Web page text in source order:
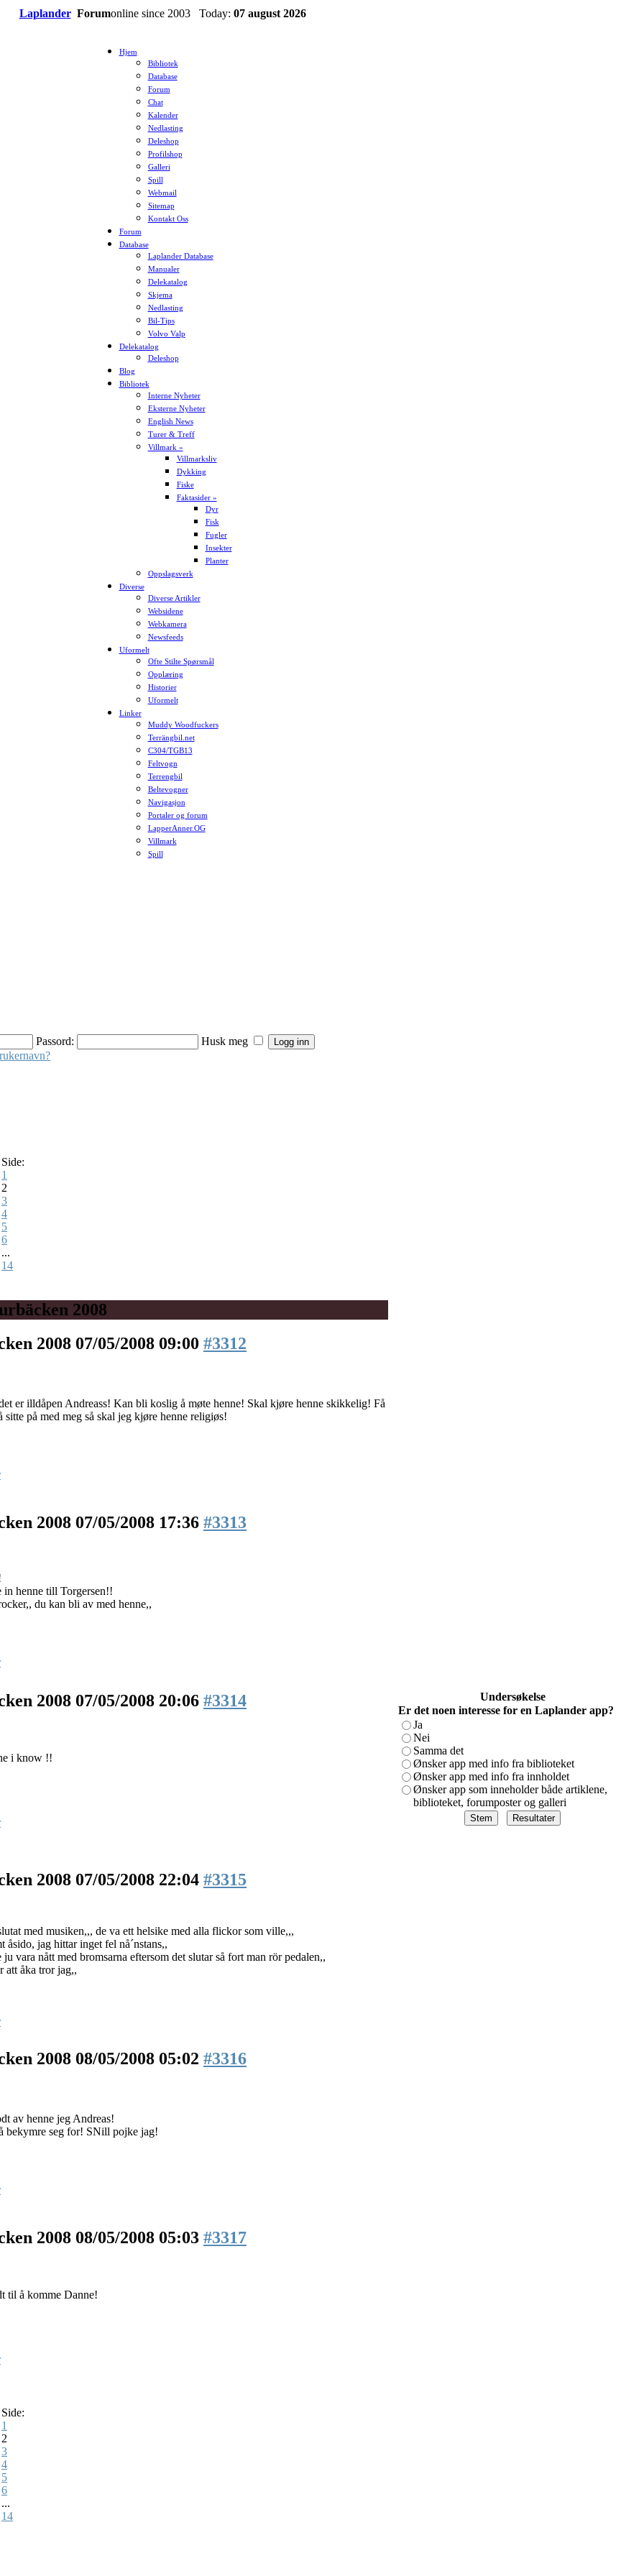
Laplander Forumonline since 2003 Today: 07 august 2026
Hjem
Bibliotek
Database
Forum
Chat
Kalender
Nedlasting
Deleshop
Profilshop
Galleri
Spill
Webmail
Sitemap
Kontakt Oss
Forum
Database
Laplander Database
Manualer
Delekatalog
Skjema
Nedlasting
Bil-Tips
Volvo Valp
Delekatalog
Deleshop
Blog
Bibliotek
Interne Nyheter
Eksterne Nyheter
English News
Turer & Treff
Villmark »
Villmarksliv
Dykking
Fiske
Faktasider »
Dyr
Fisk
Fugler
Insekter
Planter
Oppslagsverk
Diverse
Diverse Artikler
Websidene
Webkamera
Newsfeeds
Uformelt
Ofte Stilte Spørsmål
Opplæring
Historier
Uformelt
Linker
Muddy Woodfuckers
Terrängbil.net
C304/TGB13
Feltvogn
Terrengbil
Beltevogner
Navigasjon
Portaler og forum
LapperAnner.OG
Villmark
Spill
Passord:
Husk meg
Side:
1
2
3
4
5
6
...
14
2008
2008 07/05/2008 09:00 #3312
er illdåpen Andreass! Kan bli koslig å møte henne! Skal kjøre henne skikkelig! Få
sitte på med meg så skal jeg kjøre henne religiøs!
2008 07/05/2008 17:36 #3313
in henne till Torgersen!!
du kan bli av med henne,,
2008 07/05/2008 20:06 #3314
i know !!
2008 07/05/2008 22:04 #3315
med musiken,,, de va ett helsike med alla flickor som ville,,,
åsido, jag hittar inget fel nå´nstans,,
ju vara nått med bromsarna eftersom det slutar så fort man rör pedalen,,
att åka tror jag,,
2008 08/05/2008 05:02 #3316
av henne jeg Andreas!
bekymre seg for! SNill pojke jag!
2008 08/05/2008 05:03 #3317
til å komme Danne!
Side:
1
2
3
4
5
6
...
14
Undersøkelse
Er det noen interesse for en Laplander app?
Ja
Nei
Samma det
Ønsker app med info fra biblioteket
Ønsker app med info fra innholdet
Ønsker app som inneholder både artiklene,
biblioteket, forumposter og galleri